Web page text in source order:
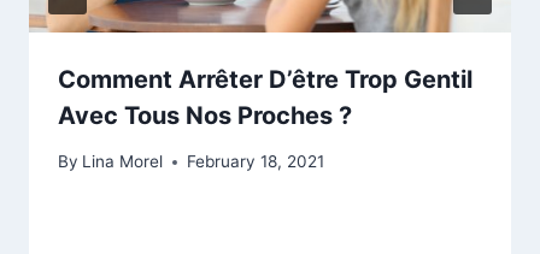
Comment Arrêter D’être Trop Gentil
Avec Tous Nos Proches ?
By Lina Morel February 18, 2021